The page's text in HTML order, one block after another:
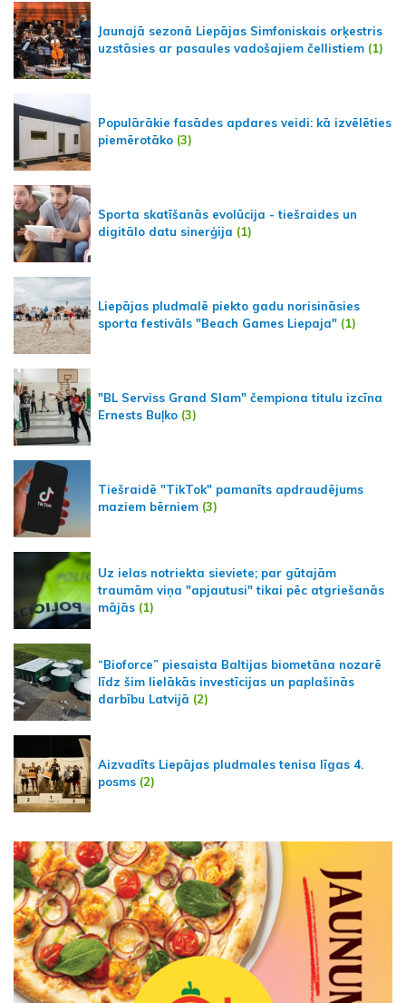
Jaunajā sezonā Liepājas Simfoniskais orķestris
uzstāsies ar pasaules vadošajiem čellistiem (1)
Populārākie fasādes apdares veidi: kā izvēlēties
piemērotāko (3)
Sporta skatīšanās evolūcija - tiešraides un
digitālo datu sinerģija (1)
Liepājas pludmalē piekto gadu norisināsies
sporta festivāls "Beach Games Liepaja" (1)
"BL Serviss Grand Slam" čempiona titulu izcīna
Ernests Buļko (3)
Tiešraidē "TikTok" pamanīts apdraudējums
maziem bērniem (3)
Uz ielas notriekta sieviete; par gūtajām
traumām viņa "apjautusi" tikai pēc atgriešanās
mājās (1)
“Bioforce” piesaista Baltijas biometāna nozarē
līdz šim lielākās investīcijas un paplašinās
darbību Latvijā (2)
Aizvadīts Liepājas pludmales tenisa līgas 4.
posms (2)